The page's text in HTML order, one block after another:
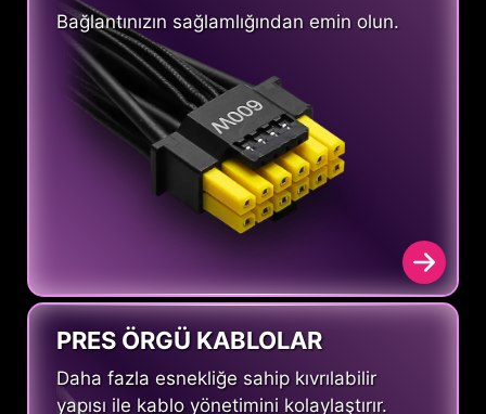
Bağlantınızın sağlamlığından emin olun.
PRES ÖRGÜ KABLOLAR
Daha fazla esnekliğe sahip kıvrılabilir
yapısı ile kablo yönetimini kolaylaştırır.